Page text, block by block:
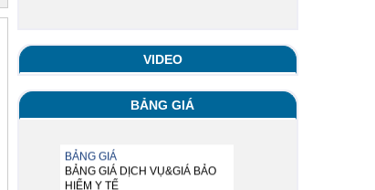
VIDEO
BẢNG GIÁ
BẢNG GIÁ
BẢNG GIÁ DỊCH VỤ&GIÁ BẢO